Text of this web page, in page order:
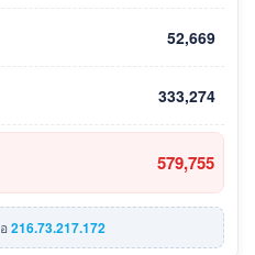
52,669
333,274
579,755
216.73.217.172